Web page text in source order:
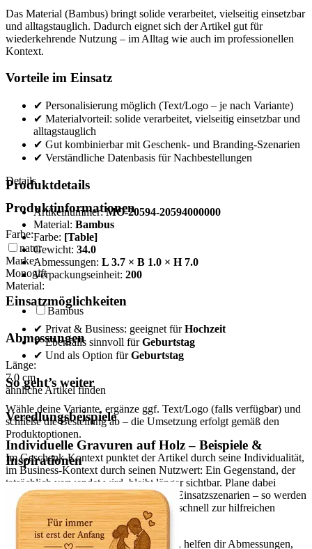
Das Material (Bambus) bringt solide verarbeitet, vielseitig einsetzbar
und alltagstauglich. Dadurch eignet sich der Artikel gut für
wiederkehrende Nutzung – im Alltag wie auch im professionellen
Kontext.
Vorteile im Einsatz
✔ Personalisierung möglich (Text/Logo – je nach Variante)
✔ Materialvorteil: solide verarbeitet, vielseitig einsetzbar und
alltagstauglich
✔ Gut kombinierbar mit Geschenk- und Branding-Szenarien
✔ Verständliche Datenbasis für Nachbestellungen
Produktdetails
Artikelnummer:MO-20594-20594000000
Material: Bambus
Farbe: [Table]
Gewicht: 34.0
Abmessungen: L 3.7 × B 1.0 × H 7.0
Verpackungseinheit: 200
Einsatzmöglichkeiten
✔ Privat & Business: geeignet fürHochzeit
✔ Ebenfalls sinnvoll fürGeburtstag
✔ Und als Option fürGeburtstag
So geht’s weiter
Wähle deine Variante, ergänze ggf. Text/Logo (falls verfügbar) und
schließe die Bestellung ab – die Umsetzung erfolgt gemäß den
Produktoptionen.
Im Geschenk-Kontext punktet der Artikel durch seine Individualität,
im Business-Kontext durch seinen Nutzwert: Ein Gegenstand, der
tatsächlich verwendet wird, bleibt länger sichtbar. Plane dabei
Hochzeit oder Geburtstag als konkrete Einsatzszenarien – so werden
Menge, Verpackungseinheit und Maße schnell zur hilfreichen
Entscheidungsgrundlage.
Wenn du mehrere Varianten vergleichst, helfen dir Abmessungen,
Details
Produktinformationen
Farbe:
natur
Marke:
Monogift
Material:
Bambus
Abmessungen
Länge:
7,0 cm
ähnliche Artikel finden
Veredlungsbeispiele
Individuelle Gravuren auf Holz – Beispiele &
Inspirationen